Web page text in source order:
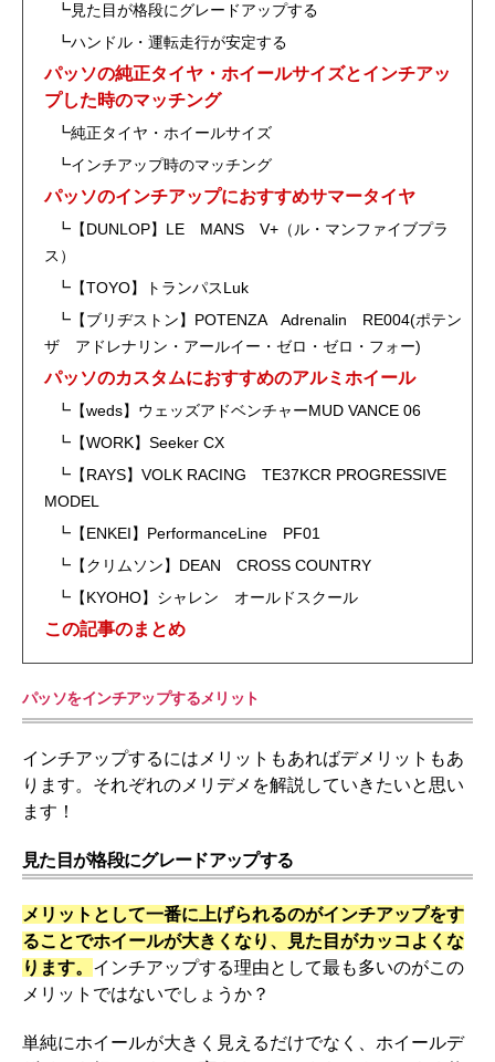
┗見た目が格段にグレードアップする
┗ハンドル・運転走行が安定する
パッソの純正タイヤ・ホイールサイズとインチアッ
プした時のマッチング
┗純正タイヤ・ホイールサイズ
┗インチアップ時のマッチング
パッソのインチアップにおすすめサマータイヤ
┗【DUNLOP】LE MANS V+（ル・マンファイブプラ
ス）
┗【TOYO】トランパスLuk
┗【ブリヂストン】POTENZA Adrenalin RE004(ポテン
ザ アドレナリン・アールイー・ゼロ・ゼロ・フォー)
パッソのカスタムにおすすめのアルミホイール
┗【weds】ウェッズアドベンチャーMUD VANCE 06
┗【WORK】Seeker CX
┗【RAYS】VOLK RACING TE37KCR PROGRESSIVE
MODEL
┗【ENKEI】PerformanceLine PF01
┗【クリムソン】DEAN CROSS COUNTRY
┗【KYOHO】シャレン オールドスクール
この記事のまとめ
パッソをインチアップするメリット
インチアップするにはメリットもあればデメリットもあ
ります。それぞれのメリデメを解説していきたいと思い
ます！
見た目が格段にグレードアップする
メリットとして一番に上げられるのがインチアップをす
ることでホイールが大きくなり、見た目がカッコよくな
ります。 インチアップする理由として最も多いのがこの
メリットではないでしょうか？
単純にホイールが大きく見えるだけでなく、ホイールデ